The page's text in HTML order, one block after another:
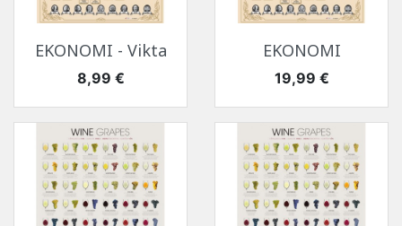
EKONOMI - Vikta
Pris
8,99 €
EKONOMI
Pris
19,99 €